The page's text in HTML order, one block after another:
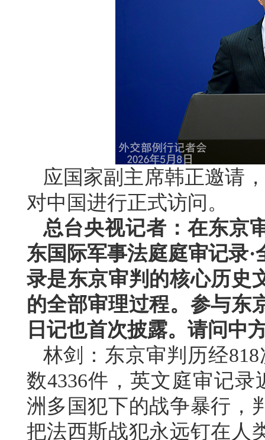
应国家副主席韩正邀请
对中国进行正式访问。
总台央视记者：在东京
东国际军事法庭庭审记录
录是东京审判的核心历史
的全部审理过程。参与东
日记也首次披露。请问中
林剑：东京审判历经
数4336件，英文庭审记
洲多国犯下的战争暴行，
把法西斯战犯永远钉在人